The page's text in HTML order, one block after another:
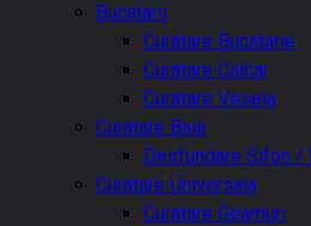
Bucatarii
Curatare Bucatarie
Curatare Calcar
Curatare Vesela
Curatare Baie
Desfundare Sifon /
Curatare Universala
Curatare Geamuri